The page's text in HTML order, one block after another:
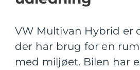
VW Multivan Hybrid er
der har brug for en
med miljøet. Bilen har